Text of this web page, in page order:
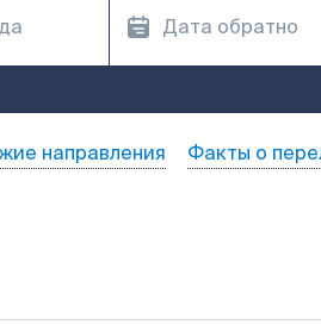
направления Факты о